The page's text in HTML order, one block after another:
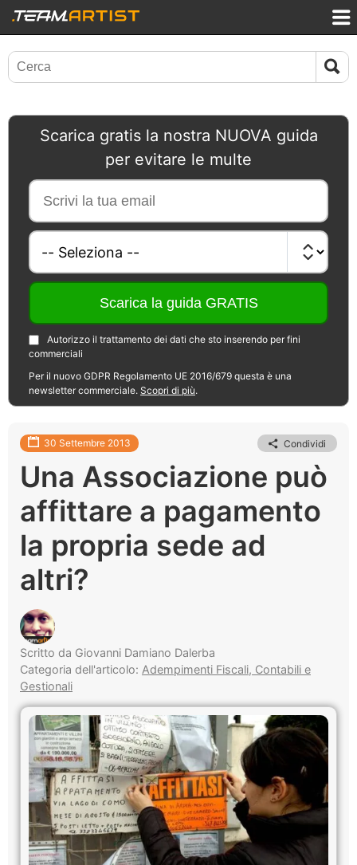
Scarica gratis la nostra NUOVA guida
per evitare le multe
Autorizzo il trattamento dei dati che sto inserendo per fini
commerciali
Per il nuovo GDPR Regolamento UE 2016/679 questa è una
newsletter commerciale. Scopri di più.
30 Settembre 2013 Condividi
Una Associazione può
affittare a pagamento
la propria sede ad
altri?
Scritto da Giovanni Damiano Dalerba
Categoria dell'articolo: Adempimenti Fiscali, Contabili e
Gestionali